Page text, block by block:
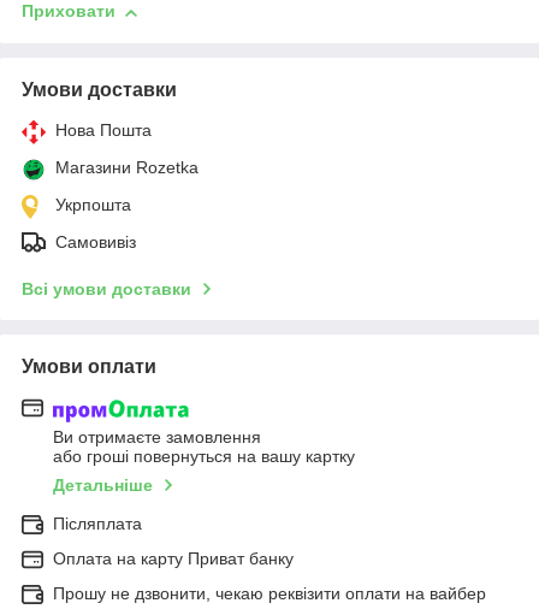
Приховати
Умови доставки
Нова Пошта
Магазини Rozetka
Укрпошта
Самовивіз
Всі умови доставки
Умови оплати
Ви отримаєте замовлення
або гроші повернуться на вашу картку
Детальніше
Післяплата
Оплата на карту Приват банку
Прошу не дзвонити, чекаю реквізити оплати на вайбер